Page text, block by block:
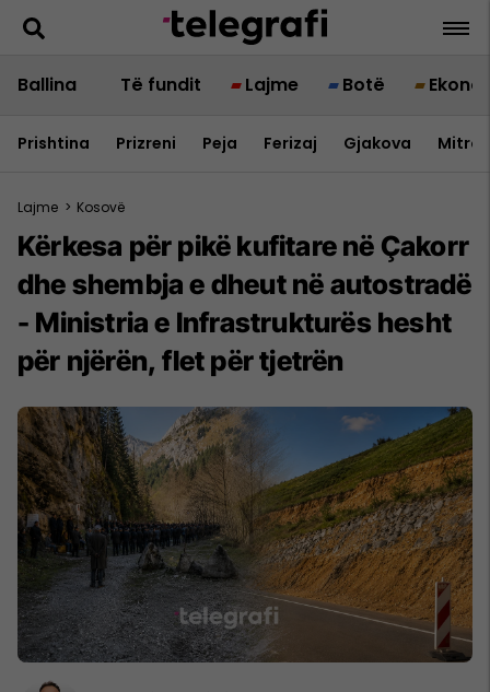
Ballina Të fundit Lajme Botë
Prishtina Prizreni Peja Ferizaj Gjakova
Lajme > Kosovë
Kërkesa për pikë kufitare në Çakorr
dhe shembja e dheut në autostradë
- Ministria e Infrastrukturës hesht
për njërën, flet për tjetrën